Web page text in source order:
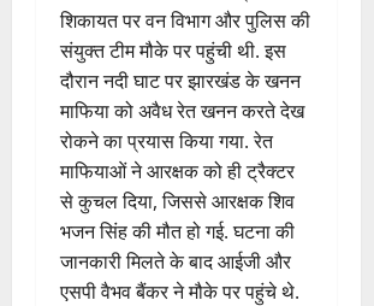
शिकायत पर वन विभाग और पुलिस की
संयुक्त टीम मौके पर पहुंची थी. इस
दौरान नदी घाट पर झारखंड के खनन
माफिया को अवैध रेत खनन करते देख
रोकने का प्रयास किया गया. रेत
माफियाओं ने आरक्षक को ही ट्रैक्टर
से कुचल दिया, जिससे आरक्षक शिव
भजन सिंह की मौत हो गई. घटना की
जानकारी मिलते के बाद आईजी और
एसपी वैभव बैंकर ने मौके पर पहुंचे थे.